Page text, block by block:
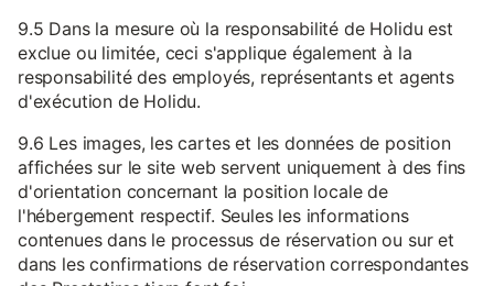
9.5 Dans la mesure où la responsabilité de Holidu est
exclue ou limitée, ceci s'applique également à la
responsabilité des employés, représentants et agents
d'exécution de Holidu.
9.6 Les images, les cartes et les données de position
affichées sur le site web servent uniquement à des fins
d'orientation concernant la position locale de
l'hébergement respectif. Seules les informations
contenues dans le processus de réservation ou sur et
dans les confirmations de réservation correspondantes